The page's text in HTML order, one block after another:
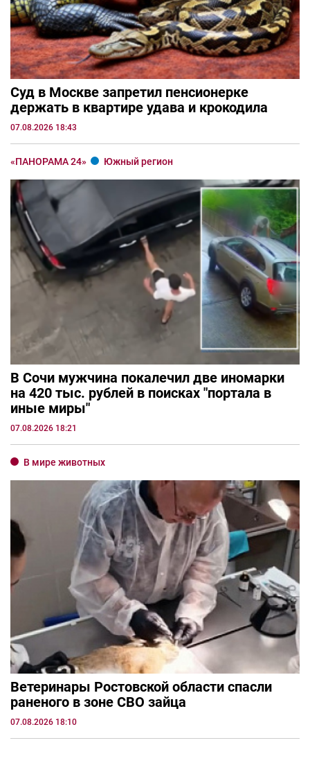
Суд в Москве запретил пенсионерке
держать в квартире удава и крокодила
07.08.2026 18:43
«ПАНОРАМА 24» Южный регион
В Сочи мужчина покалечил две иномарки
на 420 тыс. рублей в поисках "портала в
иные миры"
07.08.2026 18:21
В мире животных
Ветеринары Ростовской области спасли
раненого в зоне СВО зайца
07.08.2026 18:10